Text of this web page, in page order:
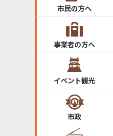
市民の方へ
事業者の方へ
イベント観光
市政